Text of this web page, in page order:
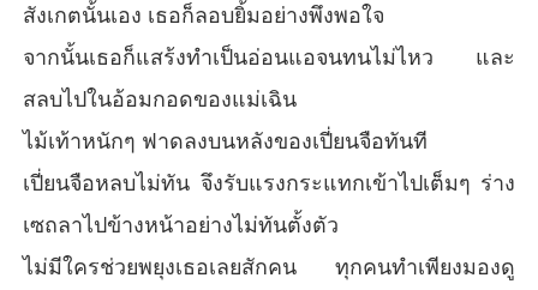
สังเกตนั้นเอง เธอก็ลอบยิ้มอย่างพึงพอใจ
จากนั้นเธอก็แสร้งทำเป็นอ่อนแอจนทนไม่ไหว และ
สลบไปในอ้อมกอดของแม่เฉิน
ไม้เท้าหนักๆ ฟาดลงบนหลังของเปี่ยนจือทันที
เปี่ยนจือหลบไม่ทัน จึงรับแรงกระแทกเข้าไปเต็มๆ ร่าง
เซถลาไปข้างหน้าอย่างไม่ทันตั้งตัว
ไม่มีใครช่วยพยุงเธอเลยสักคน ทุกคนทำเพียงมองดู